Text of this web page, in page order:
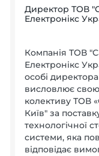
Директор ТОВ
Електронікс
Компанія ТОВ
Електронікс
особі
висловлює
колективу ТОВ
Київ" за
технологічної
системи, яка
відповідає